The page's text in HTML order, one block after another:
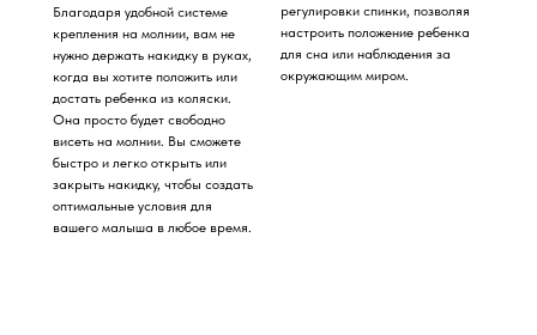
Благодаря удобной системе
крепления на молнии, вам не
нужно держать накидку в руках,
когда вы хотите положить или
достать ребенка из коляски.
Она просто будет свободно
висеть на молнии. Вы сможете
быстро и легко открыть или
закрыть накидку, чтобы создать
оптимальные условия для
вашего малыша в любое время.
регулировки спинки, позволяя
настроить положение ребенка
для сна или наблюдения за
окружающим миром.